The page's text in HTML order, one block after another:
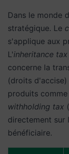
Dans le monde
stratégique. Le
s'applique aux
L'inheritance tax
concerne la
(droits
produits
withholding tax
directement sur
bénéficiaire.